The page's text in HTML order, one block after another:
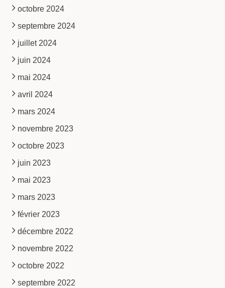
octobre 2024
septembre 2024
juillet 2024
juin 2024
mai 2024
avril 2024
mars 2024
novembre 2023
octobre 2023
juin 2023
mai 2023
mars 2023
février 2023
décembre 2022
novembre 2022
octobre 2022
septembre 2022